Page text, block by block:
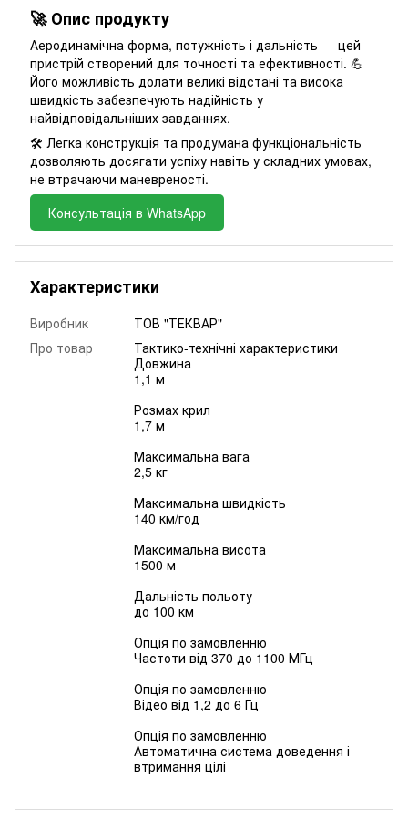
🚀 Опис продукту
Аеродинамічна форма, потужність і дальність — цей
пристрій створений для точності та ефективності. 💪
Його можливість долати великі відстані та висока
швидкість забезпечують надійність у
найвідповідальніших завданнях.
🛠️ Легка конструкція та продумана функціональність
дозволяють досягати успіху навіть у складних умовах,
не втрачаючи маневреності.
Консультація в WhatsApp
Характеристики
Виробник
ТОВ "ТЕКВАР"
Про товар
Тактико-технічні характеристики
Довжина
1,1 м
Розмах крил
1,7 м
Максимальна вага
2,5 кг
Максимальна швидкість
140 км/год
Максимальна висота
1500 м
Дальність польоту
до 100 км
Опція по замовленню
Частоти від 370 до 1100 МГц
Опція по замовленню
Відео від 1,2 до 6 Гц
Опція по замовленню
Автоматична система доведення і
втримання цілі